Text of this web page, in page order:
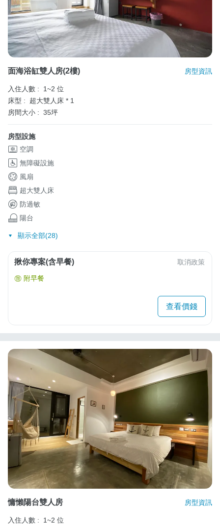
面海浴缸雙人房(2樓) 房型資訊
入住人數 :
1~2 位
床型 :
超大雙人床 * 1
房間大小 : 35坪
房型設施
空調
無障礙設施
風扇
超大雙人床
防過敏
陽台
顯示全部(28)
揪你專案(含早餐) 取消政策
附早餐
查看價錢
慵懶陽台雙人房 房型資訊
入住人數 :
1~2 位